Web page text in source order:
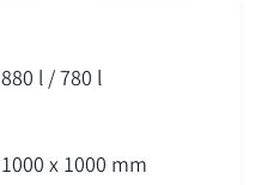
880 l / 780 l
1000 x 1000 mm